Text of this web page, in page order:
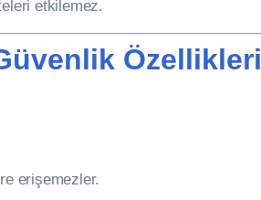
etkilemez.
Özellikleri
erişemezler.